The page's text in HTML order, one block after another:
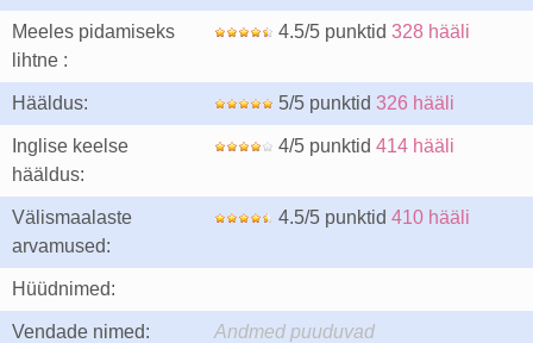
Meeles pidamiseks
lihtne :
4.5/5 punktid 328 hääli
Hääldus: 5/5 punktid 326 hääli
Inglise keelse
hääldus:
4/5 punktid 414 hääli
Välismaalaste
arvamused:
4.5/5 punktid 410 hääli
Hüüdnimed:
Vendade nimed: Andmed puuduvad